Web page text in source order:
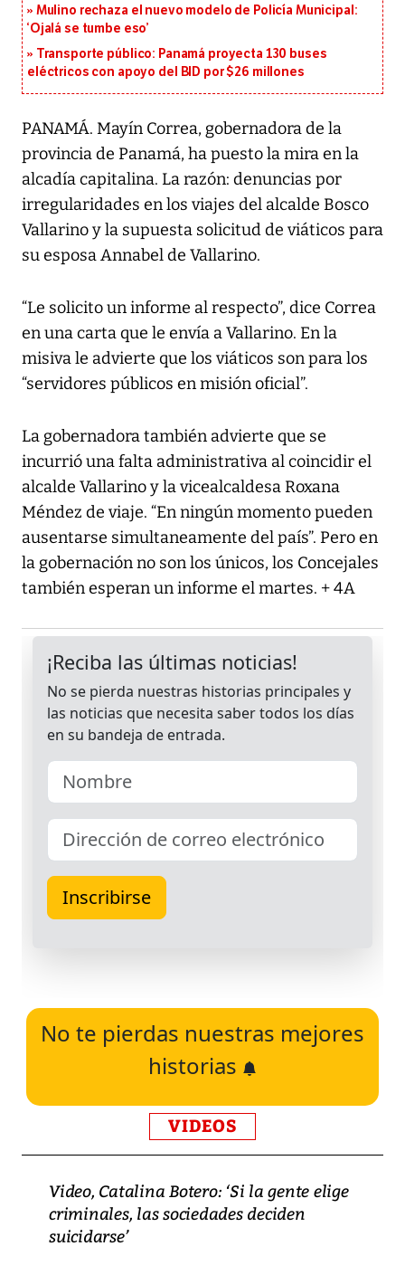
Mulino rechaza el nuevo modelo de Policía Municipal:
‘Ojalá se tumbe eso’
Transporte público: Panamá proyecta 130 buses
eléctricos con apoyo del BID por $26 millones
PANAMÁ. Mayín Correa, gobernadora de la
provincia de Panamá, ha puesto la mira en la
alcadía capitalina. La razón: denuncias por
irregularidades en los viajes del alcalde Bosco
Vallarino y la supuesta solicitud de viáticos para
su esposa Annabel de Vallarino.
“Le solicito un informe al respecto”, dice Correa
en una carta que le envía a Vallarino. En la
misiva le advierte que los viáticos son para los
“servidores públicos en misión oficial”.
La gobernadora también advierte que se
incurrió una falta administrativa al coincidir el
alcalde Vallarino y la vicealcaldesa Roxana
Méndez de viaje. “En ningún momento pueden
ausentarse simultaneamente del país”. Pero en
la gobernación no son los únicos, los Concejales
también esperan un informe el martes. + 4A
No te pierdas nuestras mejores
historias
VIDEOS
Video, Catalina Botero: ‘Si la gente elige
criminales, las sociedades deciden
suicidarse’